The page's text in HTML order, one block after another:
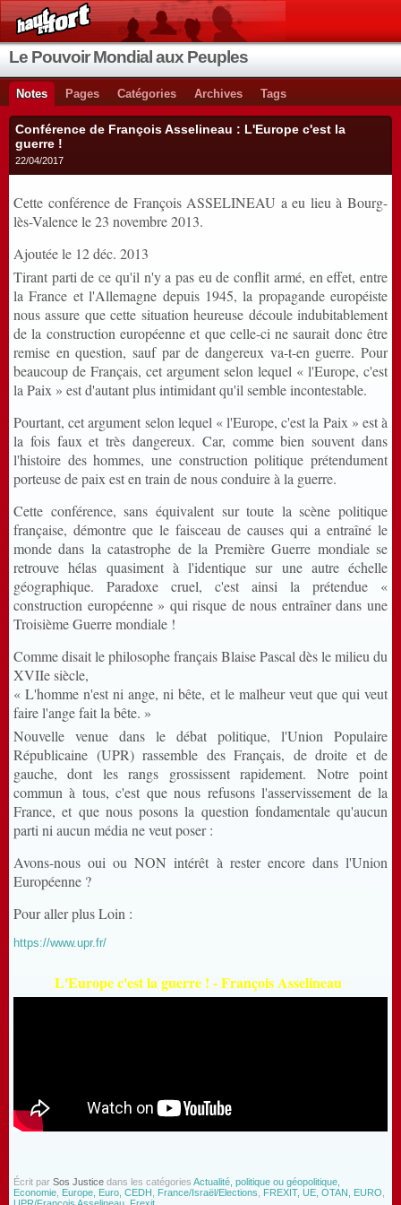
Le Pouvoir Mondial aux Peuples
Notes Pages Catégories Archives Tags
Conférence de François Asselineau : L'Europe c'est la
guerre !
22/04/2017
Cette conférence de François ASSELINEAU a eu lieu à Bourg-
lès-Valence le 23 novembre 2013.
Ajoutée le 12 déc. 2013
Tirant parti de ce qu'il n'y a pas eu de conflit armé, en effet, entre
la France et l'Allemagne depuis 1945, la propagande européiste
nous assure que cette situation heureuse découle indubitablement
de la construction européenne et que celle-ci ne saurait donc être
remise en question, sauf par de dangereux va-t-en guerre. Pour
beaucoup de Français, cet argument selon lequel « l'Europe, c'est
la Paix » est d'autant plus intimidant qu'il semble incontestable.
Pourtant, cet argument selon lequel « l'Europe, c'est la Paix » est à
la fois faux et très dangereux. Car, comme bien souvent dans
l'histoire des hommes, une construction politique prétendument
porteuse de paix est en train de nous conduire à la guerre.
Cette conférence, sans équivalent sur toute la scène politique
française, démontre que le faisceau de causes qui a entraîné le
monde dans la catastrophe de la Première Guerre mondiale se
retrouve hélas quasiment à l'identique sur une autre échelle
géographique. Paradoxe cruel, c'est ainsi la prétendue «
construction européenne » qui risque de nous entraîner dans une
Troisième Guerre mondiale !
Comme disait le philosophe français Blaise Pascal dès le milieu du
XVIIe siècle,
« L'homme n'est ni ange, ni bête, et le malheur veut que qui veut
faire l'ange fait la bête. »
Nouvelle venue dans le débat politique, l'Union Populaire
Républicaine (UPR) rassemble des Français, de droite et de
gauche, dont les rangs grossissent rapidement. Notre point
commun à tous, c'est que nous refusons l'asservissement de la
France, et que nous posons la question fondamentale qu'aucun
parti ni aucun média ne veut poser :
Avons-nous oui ou NON intérêt à rester encore dans l'Union
Européenne ?
Pour aller plus Loin :
https://www.upr.fr/
L'Europe c'est la guerre ! - François Asselineau
Écrit par Sos Justice dans les catégories Actualité, politique ou géopolitique,
Economie Europe, Euro, CEDH France/Israël/Elections FREXIT, UE, OTAN, EURO